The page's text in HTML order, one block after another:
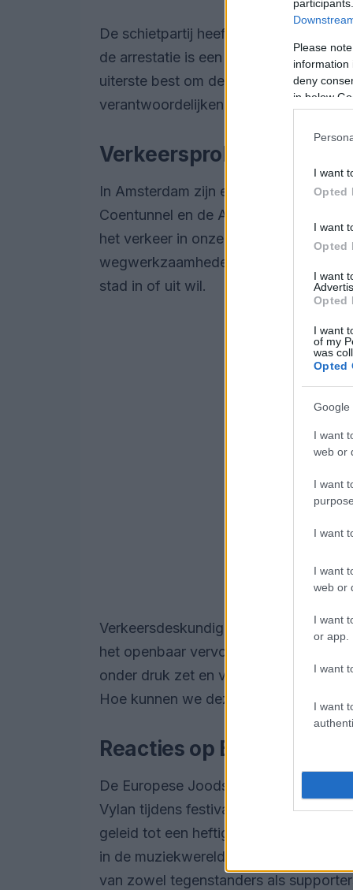
Please
information
deny
in below
I want
Opted
I want
Opted
I want
Opted
I want
of my
was
Opted
Google
I want
web or
I want
I want
I want
web or
I want
or app.
I want
I want
De schietpartij heeft geleid tot een
de arrestatie is een belangrijke stap
uiterste best om de omstandigheden
verantwoordelijken voor hun daden te
Verkeersproblemen rond
In Amsterdam zijn er momenteel
Coentunnel en de A4. Reizigers en
het verkeer in onze hoofdstad toch
wegwerkzaamheden en ongevallen,
stad in of uit wil.
Verkeersdeskundigen adviseren om
het openbaar vervoer te gebruiken.
onder druk zet en vraagt om
Hoe kunnen we deze verkeerschaos
Reacties op Bob Vylan’s
De Europese Joodse Associatie heeft
Vylan tijdens festivals in België,
geleid tot een heftige discussie over
in de muziekwereld. De band, bekend
van zowel tegenstanders als